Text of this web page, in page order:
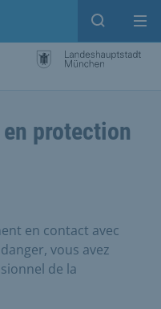
Open
protection
en contact avec
vous avez
de la